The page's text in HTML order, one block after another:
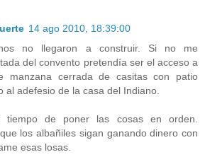
14 ago 2010, 18:39:00
no llegaron a construir. Si no me
del convento pretendía ser el acceso a
manzana cerrada de casitas con patio
al adefesio de la casa del Indiano.
tiempo de poner las cosas en orden.
los albañiles sigan ganando dinero con
esas losas.